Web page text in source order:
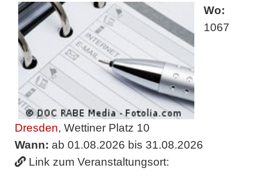
Wo:
1067
Dresden, Wettiner Platz 10
Wann: ab 01.08.2026 bis 31.08.2026
Link zum Veranstaltungsort: